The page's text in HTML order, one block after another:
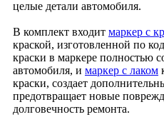
целые детали автомобиля.
В комплект входит маркер с
краской, изготовленной по
краски в маркере полностью
автомобиля, и маркер с лаком
краски, создает
предотвращает новые
долговечность ремонта.